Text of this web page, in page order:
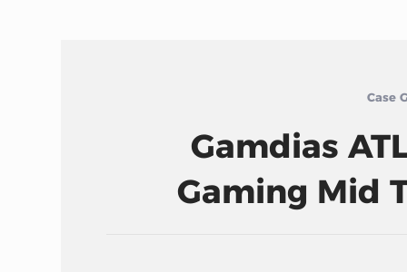
Case
Gamdias
Gaming Mid